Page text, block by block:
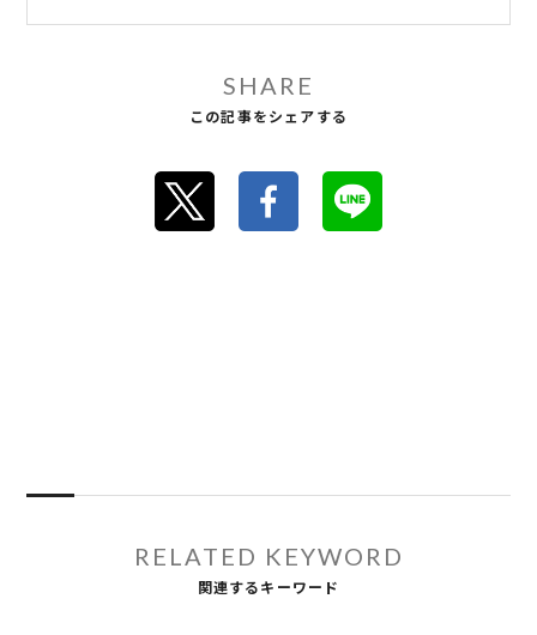
SHARE
この記事をシェアする
RELATED KEYWORD
関連するキーワード